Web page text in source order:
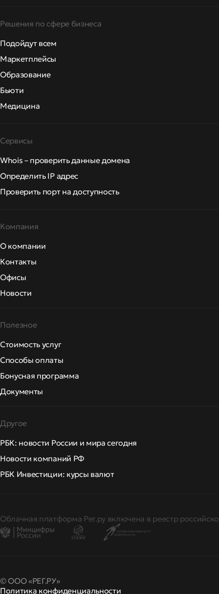
Решения по сфере бизнеса
Подойдут всем
Маркетплейсы
Образование
Бьюти
Медицина
Сервисы
Whois – проверить данные домена
Определить IP адрес
Проверить порт на доступность
Компания
О компании
Контакты
Офисы
Новости
Полезное
Стоимость услуг
Способы оплаты
Бонусная программа
Документы
Другое
РБК: новости России и мира сегодня
Новости компаний РФ
РБК Инвестиции: курсы валют
Облачная платформа Рег.ру включена в реестр
© ООО «РЕГ.РУ»
Политика конфиденциальности